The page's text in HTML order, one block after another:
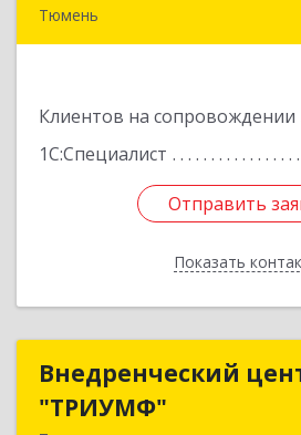
Тюмень
Клиентов на сопровождении
1С:Специалист
Отправить
Показать
Отправить
Назад
Внедренческий
"ТРИУМФ"